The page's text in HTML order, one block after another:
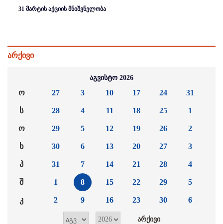
31 მარტის აქციის მნიშვნელობა
არქივი
აგვისტო 2026
ო
ს
ო
ხ
პ
შ
კ
27
28
29
30
31
1
2
3
4
5
6
7
8
9
10
11
12
13
14
15
16
17
18
19
20
21
22
23
24
25
26
27
28
29
30
31
1
2
3
4
5
6